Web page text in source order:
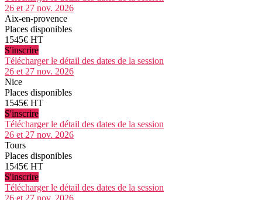
26 et 27 nov. 2026
Aix-en-provence
Places disponibles
1545€ HT
S'inscrire
Télécharger le détail des dates de la session
26 et 27 nov. 2026
Nice
Places disponibles
1545€ HT
S'inscrire
Télécharger le détail des dates de la session
26 et 27 nov. 2026
Tours
Places disponibles
1545€ HT
S'inscrire
Télécharger le détail des dates de la session
26 et 27 nov. 2026